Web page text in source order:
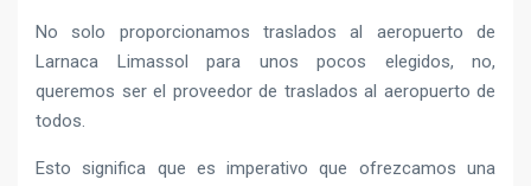
No solo proporcionamos traslados al aeropuerto de
Larnaca Limassol para unos pocos elegidos, no,
queremos ser el proveedor de traslados al aeropuerto de
todos.
Esto significa que es imperativo que ofrezcamos una